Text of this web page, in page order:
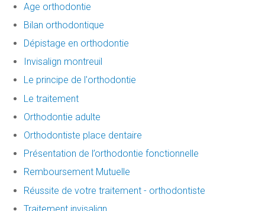
Age orthodontie
Bilan orthodontique
Dépistage en orthodontie
Invisalign montreuil
Le principe de l'orthodontie
Le traitement
Orthodontie adulte
Orthodontiste place dentaire
Présentation de l’orthodontie fonctionnelle
Remboursement Mutuelle
Réussite de votre traitement - orthodontiste